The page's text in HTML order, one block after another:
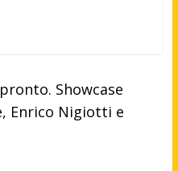
Showcase
Enrico Nigiotti e